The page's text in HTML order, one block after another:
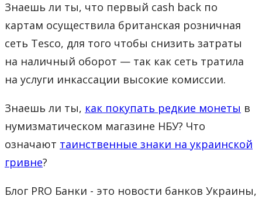
Знаешь ли ты, что первый cash back по
картам осуществила британская розничная
сеть Tesco, для того чтобы снизить затраты
на наличный оборот — так как сеть тратила
на услуги инкассации высокие комиссии.
Знаешь ли ты, как покупать редкие монеты в
нумизматическом магазине НБУ? Что
означают таинственные знаки на украинской
гривне?
Блог PRO Банки - это новости банков Украины,